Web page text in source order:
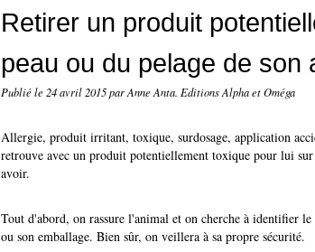
Retirer un produit
peau ou du pelage de son
Publié le 24 avril 2015par Anne Anta. Editions Alpha et Oméga
Allergie, produit irritant, toxique, surdosage, application
retrouve avec un produit potentiellement toxique pour lui sur
avoir.
Tout d'abord, on rassure l'animal et on cherche à identifier
ou son emballage. Bien sûr, on veillera à sa propre sécurité.